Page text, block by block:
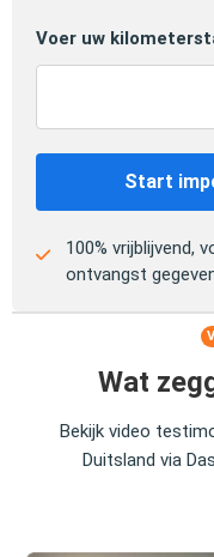
Voer uw
Start
100% vrijblijvend,
ontvangst
Wat
Bekijk video
Duitsland via